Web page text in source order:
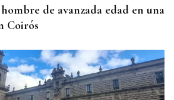
de avanzada edad en una
Coirós